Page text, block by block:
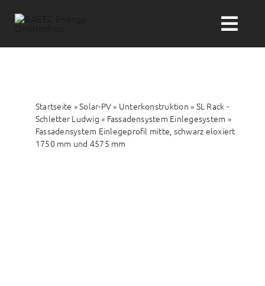
Inhalt
Solar-PV
Startseite »Solar-PV» Unterkonstruktion » SL Rack -
Schletter Ludwig » Fassadensystem Einlegesystem »
Fassadensystem Einlegeprofil mitte, schwarz eloxiert
1750 mm und 4575 mm